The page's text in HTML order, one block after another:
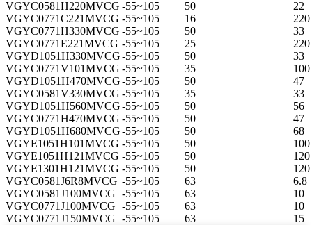
VGYC0581H220MVCG -55~105 50
22
VGYC0771C221MVCG -55~105 16
220
VGYC0771H330MVCG -55~105 50
33
VGYC0771E221MVCG -55~105 25
220
VGYD1051H330MVCG-55~105 50
33
VGYC0771V101MVCG -55~105 35
100
VGYD1051H470MVCG-55~105 50
47
VGYC0581V330MVCG -55~105 35
33
VGYD1051H560MVCG-55~105 50
56
VGYC0771H470MVCG -55~105 50
47
VGYD1051H680MVCG-55~105 50
68
VGYE1051H101MVCG -55~105 50
100
VGYE1051H121MVCG -55~105 50
120
VGYE1301H121MVCG -55~105 50
120
VGYC0581J6R8MVCG -55~105 63
6.8
VGYC0581J100MVCG -55~105 63
10
VGYC0771J100MVCG -55~105 63
10
VGYC0771J150MVCG -55~105 63 15